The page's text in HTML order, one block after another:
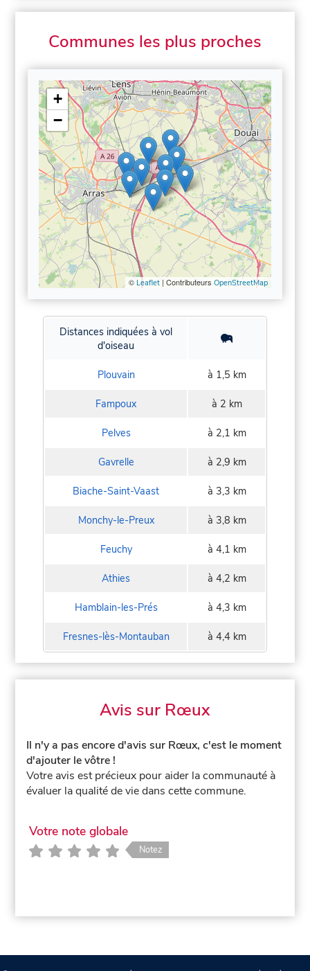
Communes les plus proches
+
−
© Leaflet| Contributeurs OpenStreetMap
Distances indiquées à vol
d'oiseau
Plouvain à 1,5 km
Fampoux à 2 km
Pelves à 2,1 km
Gavrelle à 2,9 km
Biache-Saint-Vaast à 3,3 km
Monchy-le-Preux à 3,8 km
Feuchy à 4,1 km
Athies à 4,2 km
Hamblain-les-Prés à 4,3 km
Fresnes-lès-Montauban à 4,4 km
Avis sur Rœux
Il n'y a pas encore d'avis sur Rœux, c'est le moment
d'ajouter le vôtre !
Votre avis est précieux pour aider la communauté à
évaluer la qualité de vie dans cette commune.
Votre note globale
Notez